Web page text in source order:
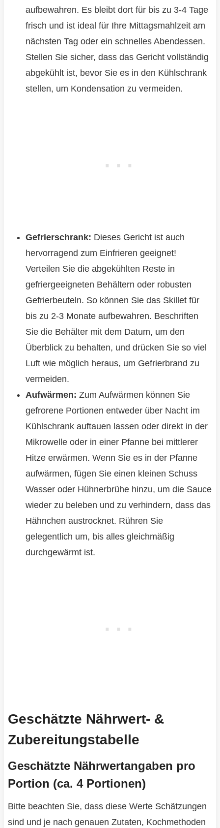
aufbewahren. Es bleibt dort für bis zu 3-4 Tage
frisch und ist ideal für Ihre Mittagsmahlzeit am
nächsten Tag oder ein schnelles Abendessen.
Stellen Sie sicher, dass das Gericht vollständig
abgekühlt ist, bevor Sie es in den Kühlschrank
stellen, um Kondensation zu vermeiden.
Gefrierschrank: Dieses Gericht ist auch
hervorragend zum Einfrieren geeignet!
Verteilen Sie die abgekühlten Reste in
gefriergeeigneten Behältern oder robusten
Gefrierbeuteln. So können Sie das Skillet für
bis zu 2-3 Monate aufbewahren. Beschriften
Sie die Behälter mit dem Datum, um den
Überblick zu behalten, und drücken Sie so viel
Luft wie möglich heraus, um Gefrierbrand zu
vermeiden.
Aufwärmen: Zum Aufwärmen können Sie
gefrorene Portionen entweder über Nacht im
Kühlschrank auftauen lassen oder direkt in der
Mikrowelle oder in einer Pfanne bei mittlerer
Hitze erwärmen. Wenn Sie es in der Pfanne
aufwärmen, fügen Sie einen kleinen Schuss
Wasser oder Hühnerbrühe hinzu, um die Sauce
wieder zu beleben und zu verhindern, dass das
Hähnchen austrocknet. Rühren Sie
gelegentlich um, bis alles gleichmäßig
durchgewärmt ist.
Geschätzte Nährwert- &
Zubereitungstabelle
Geschätzte Nährwertangaben pro
Portion (ca. 4 Portionen)
Bitte beachten Sie, dass diese Werte Schätzungen
sind und je nach genauen Zutaten, Kochmethoden